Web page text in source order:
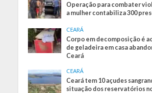
Operação para combater
a mulher contabiliza 300
CEARÁ
Corpo em decomposição é
de geladeira em casa
Ceará
CEARÁ
Ceará tem 10 açudes
situação dos reservatórios